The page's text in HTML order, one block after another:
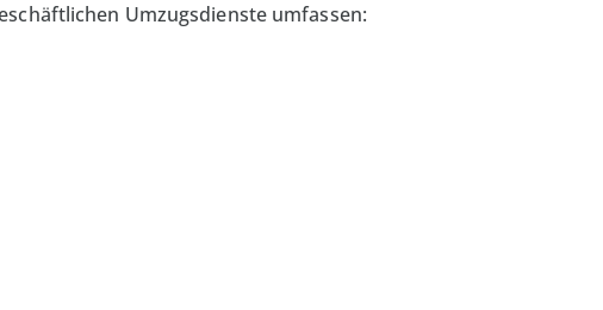
Umzugsdienste umfassen: